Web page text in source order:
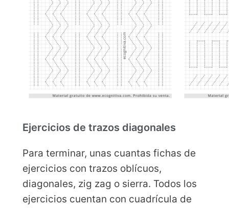
Ejercicios de trazos diagonales
Para terminar, unas cuantas fichas de
ejercicios con trazos oblícuos,
diagonales, zig zag o sierra. Todos los
ejercicios cuentan con cuadrícula de